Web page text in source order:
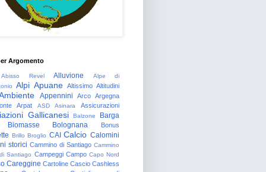
Argomento
Abisso Revel Alluvione
Alpe di
Alpi Apuane Altissimo Altitudini
Appennini Arco
Argegna
Arpat ASD Asinara Assicurazioni
Gallicanesi Balzone
Barga
Biomasse
Bolognana Bonus
Brillo Broglio CAI Calcio Calomini
storici Cammino di Santiago Cammino
Santiago Campeggi Campo Capo Nord
Careggine Cartoline Cascio Cashless